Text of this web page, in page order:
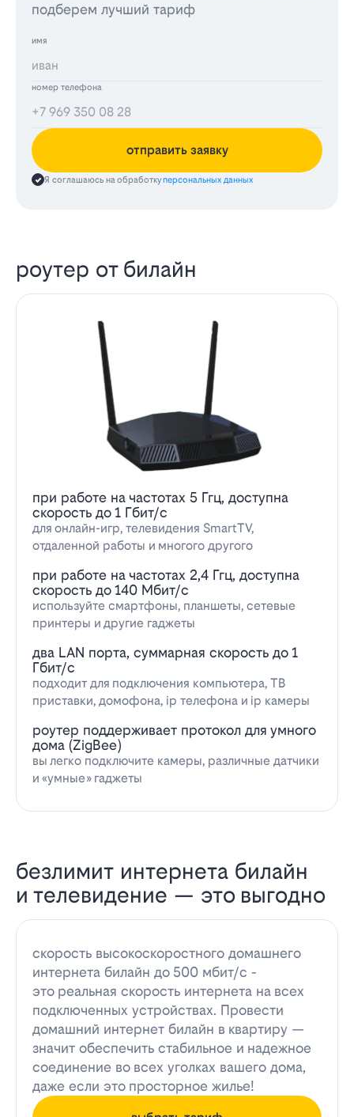
подберем лучший тариф
имя
номер телефона
отправить заявку
Я соглашаюсь на обработкуперсональных данных
роутер от билайн
при работе на частотах 5 Ггц, доступна
скорость до 1 Гбит/с
для онлайн-игр, телевидения SmartTV,
отдаленной работы и многого другого
при работе на частотах 2,4 Ггц, доступна
скорость до 140 Мбит/с
используйте смартфоны, планшеты, сетевые
принтеры и другие гаджеты
два LAN порта, суммарная скорость до 1
Гбит/с
подходит для подключения компьютера, ТВ
приставки, домофона, ip телефона и ip камеры
роутер поддерживает протокол для умного
дома (ZigBee)
вы легко подключите камеры, различные датчики
и «умные» гаджеты
безлимит интернета билайн
и телевидение — это выгодно
скорость высокоскоростного домашнего
интернета билайн до 500 мбит/с -
это реальная скорость интернета на всех
подключенных устройствах. Провести
домашний интернет билайн в квартиру —
значит обеспечить стабильное и надежное
соединение во всех уголках вашего дома,
даже если это просторное жилье!